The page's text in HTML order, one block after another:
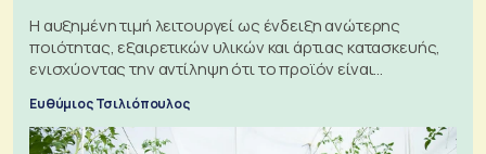
Η αυξημένη τιμή λειτουργεί ως ένδειξη ανώτερης
ποιότητας, εξαιρετικών υλικών και άρτιας κατασκευής,
ενισχύοντας την αντίληψη ότι το προϊόν είναι
Ευθύμιος Τσιλιόπουλος